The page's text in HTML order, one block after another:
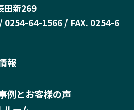
田新269
64-1566 / FAX. 0254-6
報
例とお客様の声